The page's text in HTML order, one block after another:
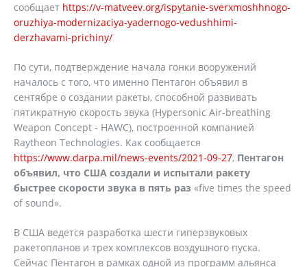
сообщает https://v-matveev.org/ispytanie-sverxmoshhnogo-
oruzhiya-modernizaciya-yadernogo-vedushhimi-
derzhavami-prichiny/
По сути, подтверждение начала гонки вооружений
началось с того, что именно Пентагон объявил в
сентябре о создании ракеты, способной развивать
пятикратную скорость звука (Hypersonic Air-breathing
Weapon Concept - HAWC), построенной компанией
Raytheon Technologies. Как сообщается
https://www.darpa.mil/news-events/2021-09-27, Пентагон
объявил, что США создали и испытали ракету
быстрее скорости звука в пять раз «five times the speed
of sound».
В США ведется разработка шести гиперзвуковых
ракетопланов и трех комплексов воздушного пуска.
Сейчас Пентагон в рамках одной из программ альянса